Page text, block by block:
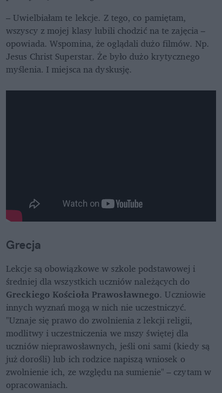
– Uwielbiałam te lekcje. Z tego, co pamiętam,
wszyscy z mojej klasy lubili chodzić na te zajęcia –
opowiada. Wspomina, że oglądali dużo filmów. Np.
Jesus Christ Superstar. Że było dużo krytycznego
myślenia. I miejsca na dyskusję.
Grecja
Lekcje są obowiązkowe w szkole podstawowej i
Greckiego Kościoła Prawosławnego. Uczniowie
innych wyznań mogą w nich nie uczestniczyć.
"Uznaje się prawo do zwolnienia z lekcji religii,
modlitwy i uczestniczenia we mszy świętej dla
uczniów nieprawosławnych, jeśli oni sami (kiedy są
już dorośli) lub ich rodzice napiszą wniosek o
zwolnienie ich, ze względu na sumienie" – czytam w
opracowaniach.